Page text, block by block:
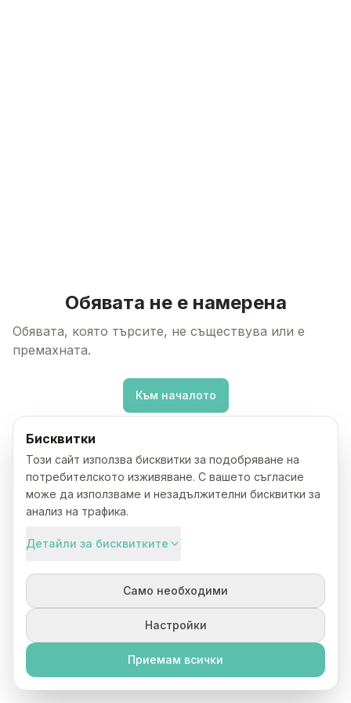
Обявата не е намерена
Обявата, която търсите, не съществува или е
премахната.
Към началото
Бисквитки
Този сайт използва бисквитки за подобряване на
потребителското изживяване. С вашето съгласие
може да използваме и незадължителни бисквитки за
анализ на трафика.
Детайли за бисквитките
Само необходими
Настройки
Приемам всички